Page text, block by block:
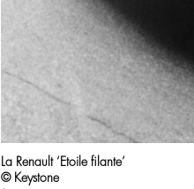
La Renault ‘Etoile filante’
© Keystone